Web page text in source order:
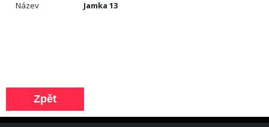
Název
Jamka 13